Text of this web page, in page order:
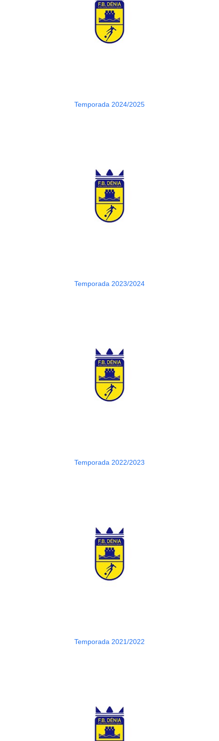
Temporada 2024/2025
Temporada 2023/2024
Temporada 2022/2023
Temporada 2021/2022